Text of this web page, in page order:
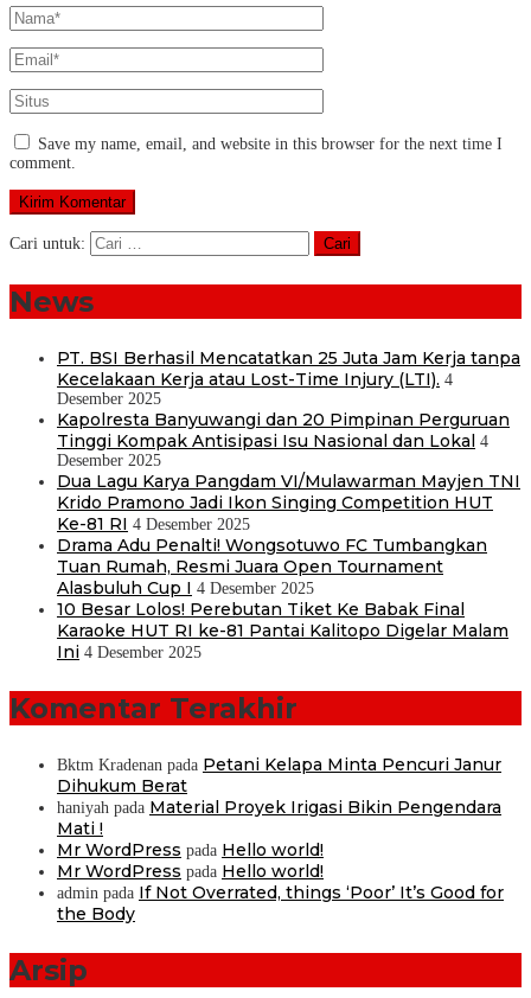
Save my name, email, and website in this browser for the next time I
comment.
Cari untuk:
News
PT. BSI Berhasil Mencatatkan 25 Juta Jam Kerja tanpa
Kecelakaan Kerja atau Lost-Time Injury (LTI). 4
Desember 2025
Kapolresta Banyuwangi dan 20 Pimpinan Perguruan
Tinggi Kompak Antisipasi Isu Nasional dan Lokal 4
Desember 2025
Dua Lagu Karya Pangdam VI/Mulawarman Mayjen TNI
Krido Pramono Jadi Ikon Singing Competition HUT
Ke-81 RI 4 Desember 2025
Drama Adu Penalti! Wongsotuwo FC Tumbangkan
Tuan Rumah, Resmi Juara Open Tournament
Alasbuluh Cup I 4 Desember 2025
10 Besar Lolos! Perebutan Tiket Ke Babak Final
Karaoke HUT RI ke-81 Pantai Kalitopo Digelar Malam
Ini 4 Desember 2025
Komentar Terakhir
Bktm Kradenan pada Petani Kelapa Minta Pencuri Janur
Dihukum Berat
haniyah pada Material Proyek Irigasi Bikin Pengendara
Mati !
Mr WordPress pada Hello world!
Mr WordPress pada Hello world!
admin pada If Not Overrated, things ‘Poor’ It’s Good for
the Body
Arsip